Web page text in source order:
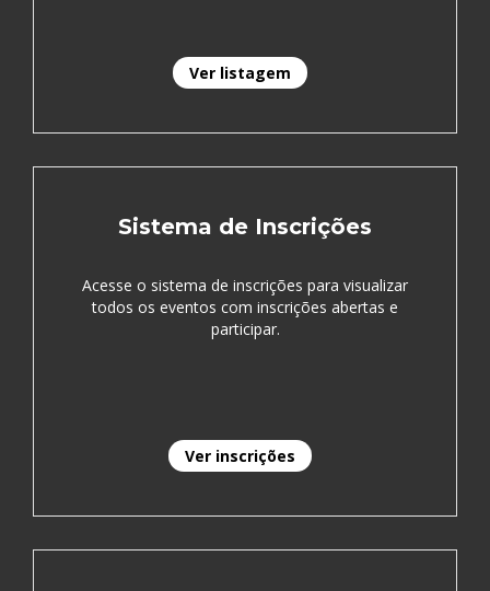
Ver listagem
Sistema de Inscrições
Acesse o sistema de inscrições para visualizar
todos os eventos com inscrições abertas e
participar.
Ver inscrições